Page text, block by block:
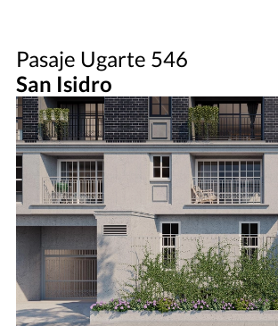
Pasaje Ugarte 546
San Isidro